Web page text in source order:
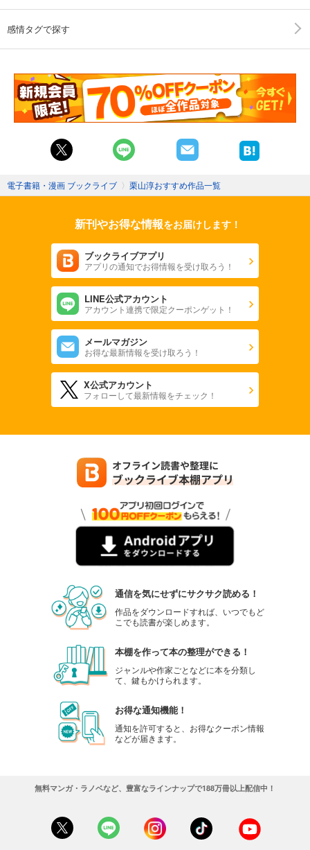
感情タグで探す
電子書籍・漫画 ブックライブ 〉 栗山淳おすすめ作品一覧
新刊やお得な情報をお届けします！
ブックライブアプリ
アプリの通知でお得情報を受け取ろう！
LINE公式アカウント
アカウント連携で限定クーポンゲット！
メールマガジン
お得な最新情報を受け取ろう！
X公式アカウント
フォローして最新情報をチェック！
通信を気にせずにサクサク読める！
作品をダウンロードすれば、いつでもど
こでも読書が楽しめます。
本棚を作って本の整理ができる！
ジャンルや作家ごとなどに本を分類し
て、鍵もかけられます。
お得な通知機能！
通知を許可すると、お得なクーポン情報
などが届きます。
無料マンガ・ラノベなど、豊富なラインナップで188万冊以上配信中！